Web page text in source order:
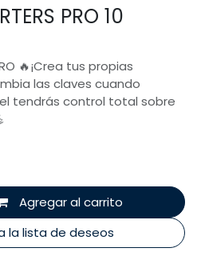
PRO 10
🔥¡Crea tus propias
las claves cuando
tendrás control total sobre
Agregar al carrito
la lista de deseos